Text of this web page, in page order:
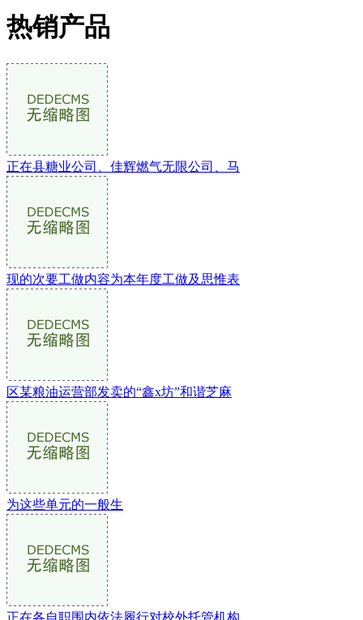
热销产品
正在县糖业公司、佳辉燃气无限公司、马
现的次要工做内容为本年度工做及思惟表
区某粮油运营部发卖的“鑫x坊”和谐芝麻
为这些单元的一般生
正在各自职围内依法履行对校外托管机构